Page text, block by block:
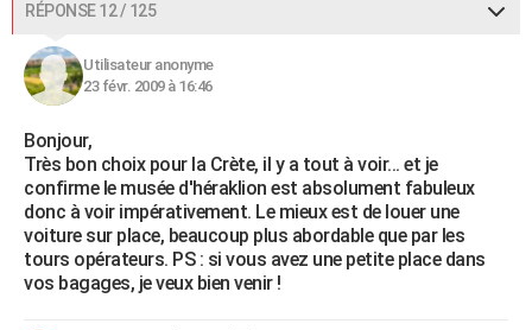
RÉPONSE 12 / 125
Utilisateur anonyme
23 févr. 2009 à 16:46
Bonjour,
Très bon choix pour la Crète, il y a tout à voir... et je
confirme le musée d'héraklion est absolument fabuleux
donc à voir impérativement. Le mieux est de louer une
voiture sur place, beaucoup plus abordable que par les
tours opérateurs. PS : si vous avez une petite place dans
vos bagages, je veux bien venir !